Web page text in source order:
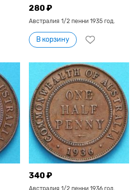
280 ₽
Австралия 1/2 пенни 1935 год.
В корзину
340 ₽
Австралия 1/2 пенни 1936 год.